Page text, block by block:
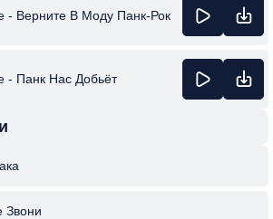
- Верните В Моду Панк-Рок
- Панк Нас Добьёт
Звони